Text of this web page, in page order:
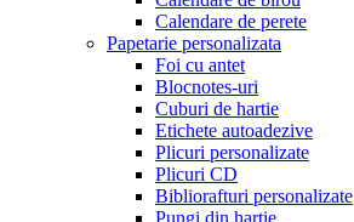
Calendare de perete
Papetarie personalizata
Foi cu antet
Blocnotes-uri
Cuburi de hartie
Etichete autoadezive
Plicuri personalizate
Plicuri CD
Bibliorafturi personalizate
Pungi din hartie